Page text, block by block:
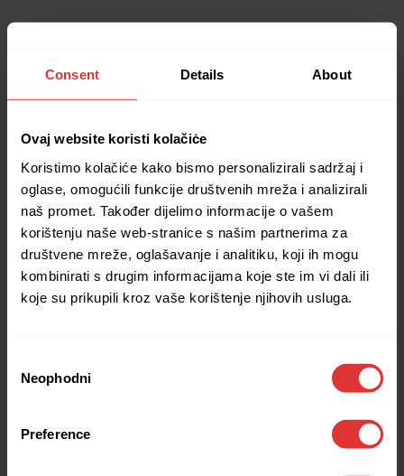
Consent Details About
Ovaj website koristi kolačiċe
Koristimo kolačiće kako bismo personalizirali sadržaj i
oglase, omogućili funkcije društvenih mreža i analizirali
naš promet. Također dijelimo informacije o vašem
korištenju naše web-stranice s našim partnerima za
društvene mreže, oglašavanje i analitiku, koji ih mogu
kombinirati s drugim informacijama koje ste im vi dali ili
koje su prikupili kroz vaše korištenje njihovih usluga.
Selection
Neophodni
Preference
Application error: a client-side exception has occurred (see the